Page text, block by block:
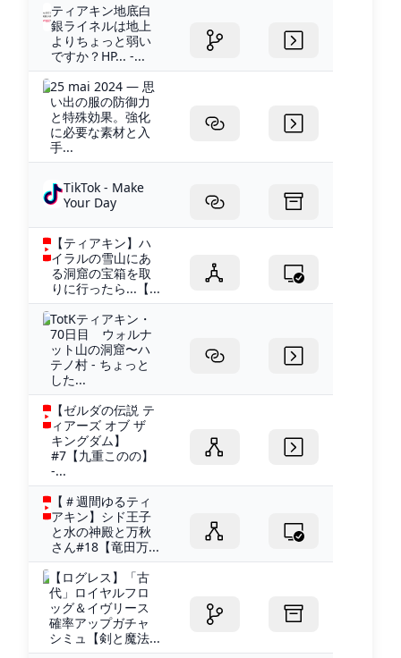
ティアキン地底白
銀ライネルは地上
よりちょっと弱い
ですか？HP... -...
25 mai 2024 — 思
い出の服の防御力
と特殊効果。強化
に必要な素材と入
手...
TikTok - Make
Your Day
【ティアキン】ハ
イラルの雪山にあ
る洞窟の宝箱を取
りに行ったら...【...
TotKティアキン・
70日目 ウォルナ
ット山の洞窟〜ハ
テノ村 - ちょっと
した...
【ゼルダの伝説 テ
ィアーズ オブ ザ
キングダム】
#7【九重このの】
-...
【＃週間ゆるティ
アキン】シド王子
と水の神殿と万秋
さん#18【竜田万...
【ログレス】「古
代」ロイヤルフロ
ッグ＆イヴリース
確率アップガチャ
シミュ【剣と魔法...